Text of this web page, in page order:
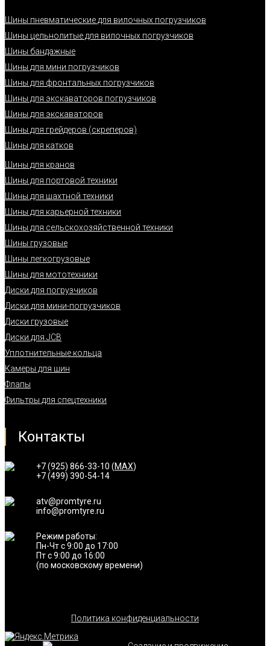
Шины пневматические для вилочных погрузчиков
Шины цельнолитые для вилочных погрузчиков
Шины бандажные
Шины для мини погрузчиков
Шины для фронтальных погрузчиков
Шины для экскаваторов погрузчиков
Шины для экскаваторов
Шины для грейдеров (скреперов)
Шины для катков
Шины для кранов
Шины для портовой техники
Шины для шахтной техники
Шины для карьерной техники
Шины для сельскохозяйственной техники
Шины грузовые
Шины легкогрузовые
Шины для мототехники
Диски для погрузчиков
Диски для мини-погрузчиков
Диски грузовые
Диски для JCB
Уплотнительные кольца
Камеры для шин
Флапы
Фильтры для спецтехники
Контакты
+7 (925) 866-33-10 (MAX)
+7 (499) 390-54-14
atv@promtyre.ru
info@promtyre.ru
Режим работы:
Пн-Чт с 9:00 до 17:00
Пт с 9:00 до 16:00
(по московскому времени)
Политика конфиденциальности